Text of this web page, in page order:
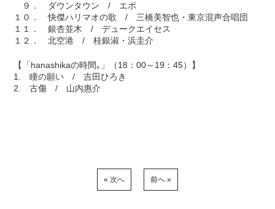
９． ダウンタウン / エポ
１０． 快傑ハリマオの歌 / 三橋美智也・東京混声合唱団
１１． 銀杏並木 / デュークエイセス
１２． 北空港 / 桂銀淑・浜圭介
【「hanashikaの時間｡」（18：00～19：45）】
1. 瞳の願い / 吉田ひろき
2. 古傷 / 山内惠介
« 次へ 前へ »